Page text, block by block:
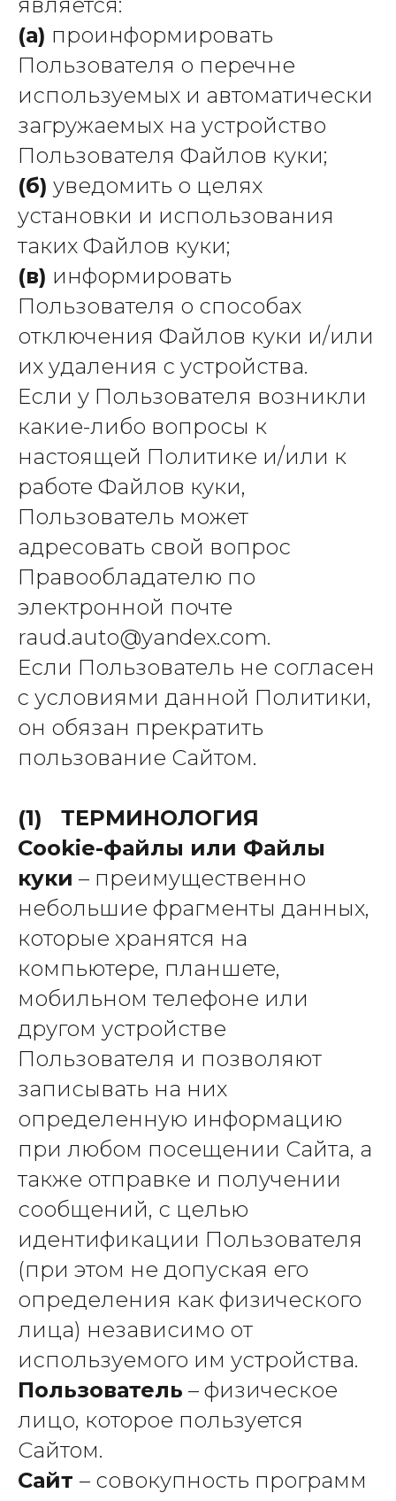
(а) проинформировать
Пользователя о перечне
используемых и автоматически
загружаемых на устройство
Пользователя Файлов куки;
(б) уведомить о целях
установки и использования
таких Файлов куки;
(в) информировать
Пользователя о способах
отключения Файлов куки и/или
их удаления с устройства.
Если у Пользователя возникли
какие-либо вопросы к
настоящей Политике и/или к
работе Файлов куки,
Пользователь может
адресовать свой вопрос
Правообладателю по
электронной почте
raud.auto@yandex.com.
Если Пользователь не согласен
c условиями данной Политики,
он обязан прекратить
пользование Сайтом.
(1) ТЕРМИНОЛОГИЯ
Cookie-файлы или Файлы
куки – преимущественно
небольшие фрагменты данных,
которые хранятся на
компьютере, планшете,
мобильном телефоне или
другом устройстве
Пользователя и позволяют
записывать на них
определенную информацию
при любом посещении Сайта, а
также отправке и получении
сообщений, с целью
идентификации Пользователя
(при этом не допуская его
определения как физического
лица) независимо от
используемого им устройства.
Пользователь – физическое
лицо, которое пользуется
Сайтом.
Сайт – совокупность программ